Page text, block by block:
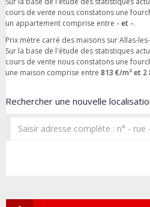
cours de vente nous constatons une
un appartement comprise entre - et -.
Prix mètre carré des maisons sur Allas-
Sur la base de l'étude des statistiques
cours de vente nous constatons une
une maison comprise entre 813 €/m² et 2
Rechercher une nouvelle